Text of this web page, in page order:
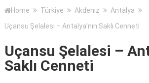
Home Türkiye Akdeniz
Antalya
Uçansu Şelalesi – Antalya’nın Saklı Cenneti
Uçansu Şelalesi –
Saklı Cenneti